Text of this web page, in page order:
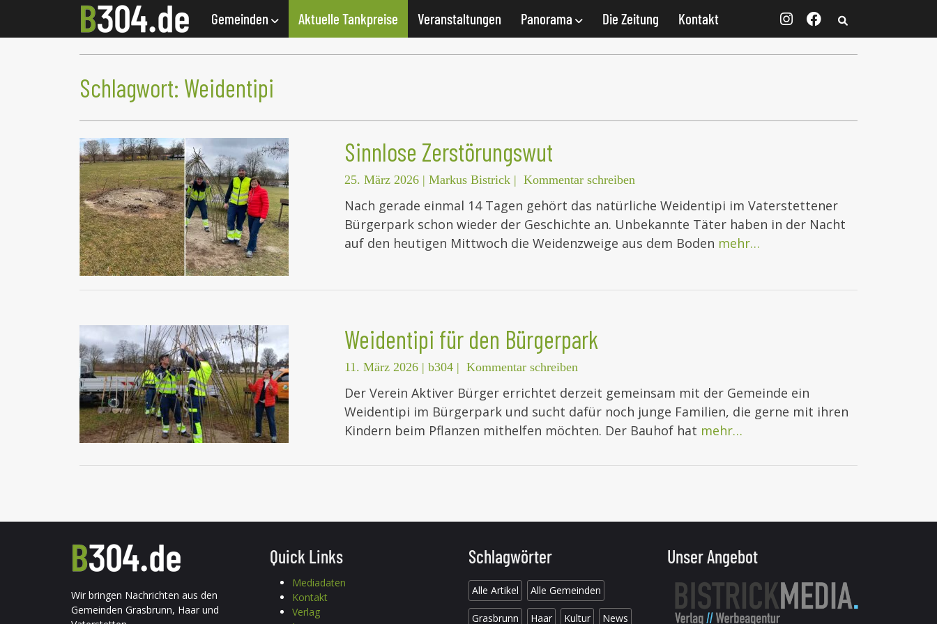
Gemeinden Aktuelle Tankpreise Veranstaltungen Panorama Die Zeitung Kontakt
Schlagwort: Weidentipi
Sinnlose Zerstörungswut
25. März 2026 | Markus Bistrick | Kommentar schreiben
Nach gerade einmal 14 Tagen gehört das natürliche Weidentipi im Vaterstettener
Bürgerpark schon wieder der Geschichte an. Unbekannte Täter haben in der Nacht
auf den heutigen Mittwoch die Weidenzweige aus dem Boden mehr…
Weidentipi für den Bürgerpark
11. März 2026 | b304 | Kommentar schreiben
Der Verein Aktiver Bürger errichtet derzeit gemeinsam mit der Gemeinde ein
Weidentipi im Bürgerpark und sucht dafür noch junge Familien, die gerne mit ihren
Kindern beim Pflanzen mithelfen möchten. Der Bauhof hat mehr…
Wir bringen Nachrichten aus den
Gemeinden Grasbrunn, Haar und
Quick Links
Mediadaten
Kontakt
Verlag
Schlagwörter
Alle Artikel Alle Gemeinden
Grasbrunn Haar Kultur News
Unser Angebot